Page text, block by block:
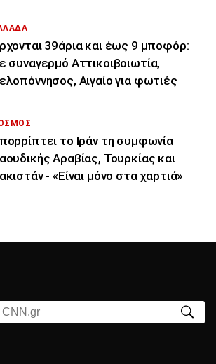
39άρια και έως 9 μποφόρ:
συναγερμό Αττικοιβοιωτία,
Αιγαίο για φωτιές
το Ιράν τη συμφωνία
Αραβίας, Τουρκίας και
- «Είναι μόνο στα χαρτιά»